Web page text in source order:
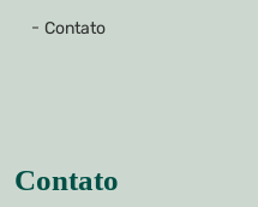
Contato
Contato